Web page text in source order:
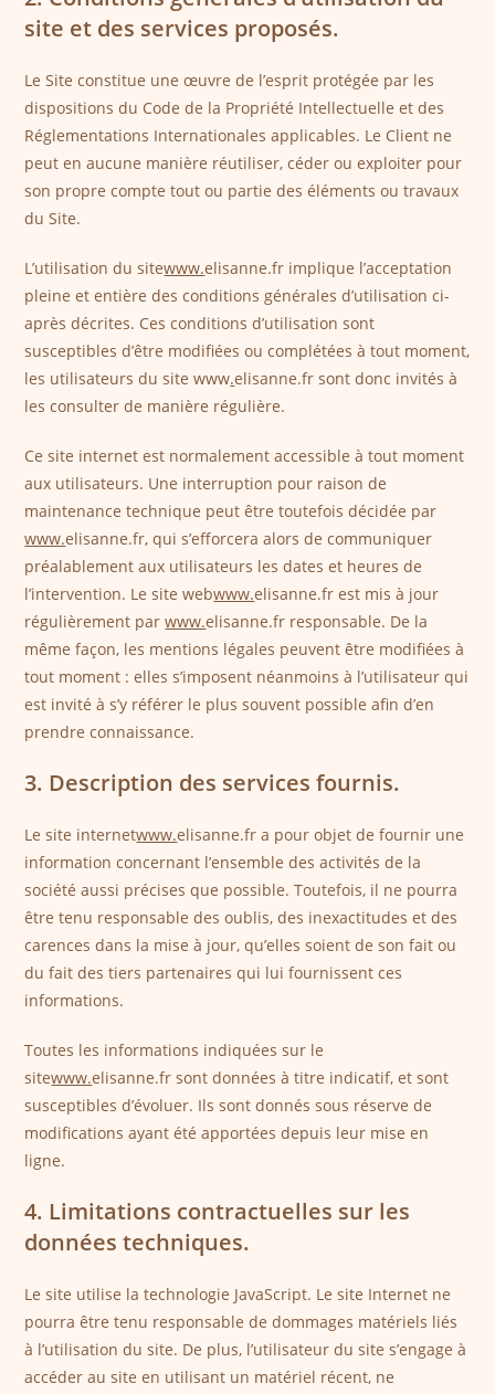
site et des services proposés.
Le Site constitue une œuvre de l’esprit protégée par les
dispositions du Code de la Propriété Intellectuelle et des
Réglementations Internationales applicables. Le Client ne
peut en aucune manière réutiliser, céder ou exploiter pour
son propre compte tout ou partie des éléments ou travaux
du Site.
L’utilisation du sitewww.elisanne.fr implique l’acceptation
pleine et entière des conditions générales d’utilisation ci-
après décrites. Ces conditions d’utilisation sont
susceptibles d’être modifiées ou complétées à tout moment,
les utilisateurs du site www.elisanne.fr sont donc invités à
les consulter de manière régulière.
Ce site internet est normalement accessible à tout moment
aux utilisateurs. Une interruption pour raison de
maintenance technique peut être toutefois décidée par
www.elisanne.fr, qui s’efforcera alors de communiquer
préalablement aux utilisateurs les dates et heures de
l’intervention. Le site webwww.elisanne.fr est mis à jour
régulièrement parwww.elisanne.fr responsable. De la
même façon, les mentions légales peuvent être modifiées à
tout moment : elles s’imposent néanmoins à l’utilisateur qui
est invité à s’y référer le plus souvent possible afin d’en
prendre connaissance.
3. Description des services fournis.
Le site internetwww.elisanne.fr a pour objet de fournir une
information concernant l’ensemble des activités de la
société aussi précises que possible. Toutefois, il ne pourra
être tenu responsable des oublis, des inexactitudes et des
carences dans la mise à jour, qu’elles soient de son fait ou
du fait des tiers partenaires qui lui fournissent ces
informations.
Toutes les informations indiquées sur le
sitewww.elisanne.fr sont données à titre indicatif, et sont
susceptibles d’évoluer. Ils sont donnés sous réserve de
modifications ayant été apportées depuis leur mise en
ligne.
4. Limitations contractuelles sur les
données techniques.
Le site utilise la technologie JavaScript. Le site Internet ne
pourra être tenu responsable de dommages matériels liés
à l’utilisation du site. De plus, l’utilisateur du site s’engage à
accéder au site en utilisant un matériel récent, ne